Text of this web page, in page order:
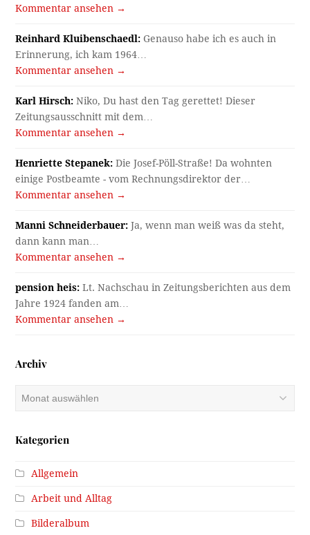
Kommentar ansehen →
Reinhard Kluibenschaedl: Genauso habe ich es auch in
Erinnerung, ich kam 1964…
Kommentar ansehen →
Karl Hirsch: Niko, Du hast den Tag gerettet! Dieser
Zeitungsausschnitt mit dem…
Kommentar ansehen →
Henriette Stepanek: Die Josef-Pöll-Straße! Da wohnten
einige Postbeamte - vom Rechnungsdirektor der…
Kommentar ansehen →
Manni Schneiderbauer: Ja, wenn man weiß was da steht,
dann kann man…
Kommentar ansehen →
pension heis: Lt. Nachschau in Zeitungsberichten aus dem
Jahre 1924 fanden am…
Kommentar ansehen →
Archiv
Archiv
Kategorien
Allgemein
Arbeit und Alltag
Bilderalbum